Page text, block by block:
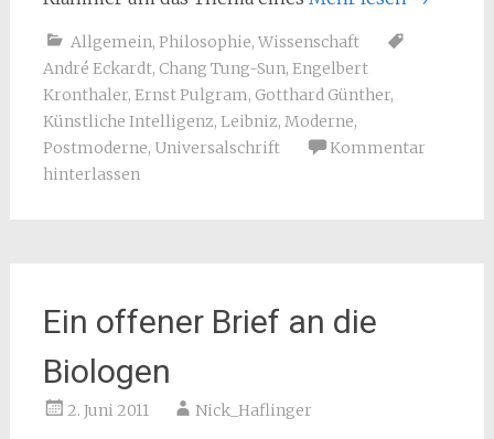
Allgemein, Philosophie, Wissenschaft
André Eckardt, Chang Tung-Sun, Engelbert
Kronthaler, Ernst Pulgram, Gotthard Günther,
Künstliche Intelligenz, Leibniz, Moderne,
Postmoderne, Universalschrift
Kommentar
hinterlassen
Ein offener Brief an die
Biologen
2. Juni 2011 Nick_Haflinger